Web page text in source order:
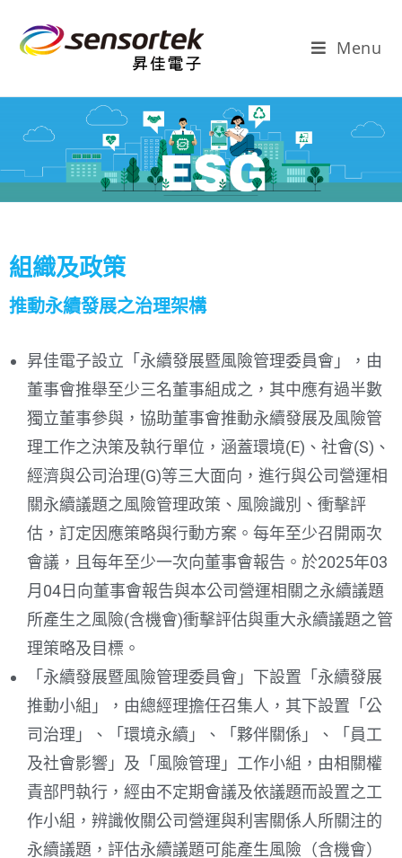
Menu
組織及政策
推動永續發展之治理架構
昇佳電子設立「永續發展暨風險管理委員會」，由
董事會推舉至少三名董事組成之，其中應有過半數
獨立董事參與，協助董事會推動永續發展及風險管
理工作之決策及執行單位，涵蓋環境(E)、社會(S)、
經濟與公司治理(G)等三大面向，進行與公司營運相
關永續議題之風險管理政策、風險識別、衝擊評
估，訂定因應策略與行動方案。每年至少召開兩次
會議，且每年至少一次向董事會報告。於2025年03
月04日向董事會報告與本公司營運相關之永續議題
所產生之風險(含機會)衝擊評估與重大永續議題之管
理策略及目標。
「永續發展暨風險管理委員會」下設置「永續發展
推動小組」，由總經理擔任召集人，其下設置「公
司治理」、「環境永續」、「夥伴關係」、「員工
及社會影響」及「風險管理」工作小組，由相關權
責部門執行，經由不定期會議及依議題而設置之工
作小組，辨識攸關公司營運與利害關係人所關注的
永續議題，評估永續議題可能產生風險（含機會）